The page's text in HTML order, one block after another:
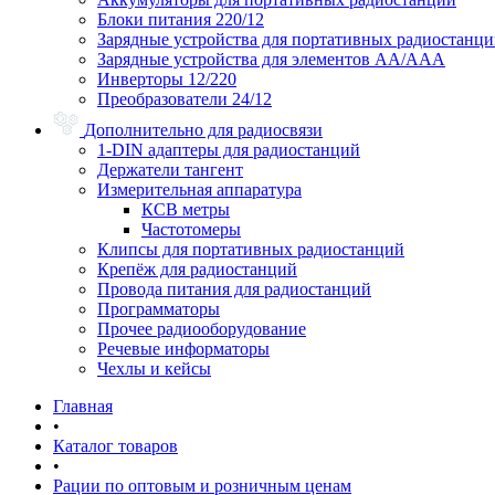
Блоки питания 220/12
Зарядные устройства для портативных
Зарядные устройства для элементов АА/ААА
Инверторы 12/220
Преобразователи 24/12
Дополнительно для радиосвязи
1-DIN адаптеры для радиостанций
Держатели тангент
Измерительная аппаратура
КСВ метры
Частотомеры
Клипсы для портативных радиостанций
Крепёж для радиостанций
Провода питания для радиостанций
Программаторы
Прочее радиооборудование
Речевые информаторы
Чехлы и кейсы
Главная
•
Каталог товаров
•
Рации по оптовым и розничным ценам